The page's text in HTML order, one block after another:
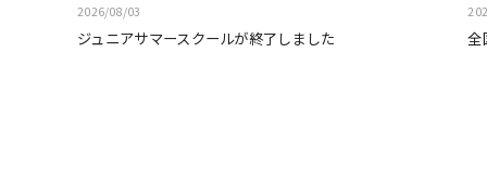
2026/08/03
ジュニアサマースクールが終了しました 全